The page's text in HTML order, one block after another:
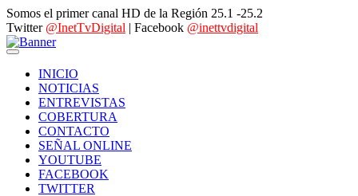
Somos el primer canal HD de la Región 25.1 -25.2
Twitter @InetTvDigital | Facebook @inettvdigital
INICIO
NOTICIAS
ENTREVISTAS
COBERTURA
CONTACTO
SEÑAL ONLINE
YOUTUBE
FACEBOOK
TWITTER